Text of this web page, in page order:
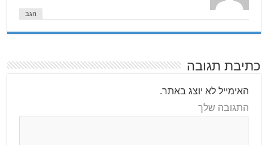
הגב
כתיבת תגובה
האימייל לא יוצג באתר.
התגובה שלך